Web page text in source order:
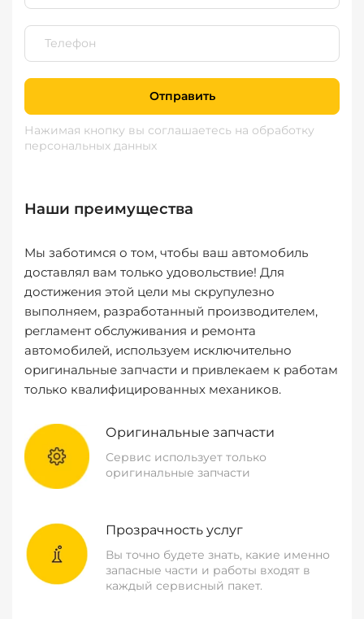
Отправить
Нажимая кнопку вы соглашаетесь на обработку
персональных данных
Наши преимущества
Мы заботимся о том, чтобы ваш автомобиль
доставлял вам только удовольствие! Для
достижения этой цели мы скрупулезно
выполняем, разработанный производителем,
регламент обслуживания и ремонта
автомобилей, используем исключительно
оригинальные запчасти и привлекаем к работам
только квалифицированных механиков.
Оригинальные запчасти
Сервис использует только
оригинальные запчасти
Прозрачность услуг
Вы точно будете знать, какие именно
запасные части и работы входят в
каждый сервисный пакет.